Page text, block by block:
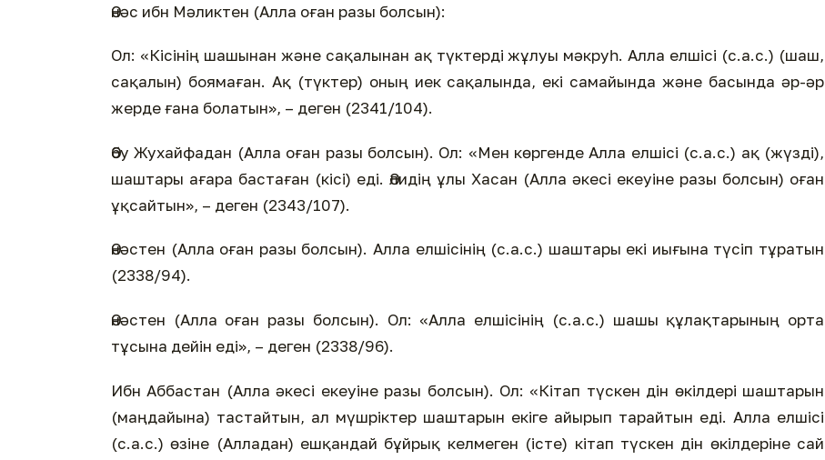
Әнәс ибн Мәликтен (Алла оған разы болсын):
Ол: «Кісінің шашынан және сақалынан ақ түктерді жұлуы мәкруһ. Алла елшісі (с.а.с.) (шаш,
сақалын) боямаған. Ақ (түктер) оның иек сақалында, екі самайында және басында әр-әр
жерде ғана болатын», – деген (2341/104).
Әбу Жухайфадан (Алла оған разы болсын). Ол: «Мен көргенде Алла елшісі (с.а.с.) ақ (жүзді),
шаштары ағара бастаған (кісі) еді. Әлидің ұлы Хасан (Алла әкесі екеуіне разы болсын) оған
ұқсайтын», – деген (2343/107).
Әнәстен (Алла оған разы болсын). Алла елшісінің (с.а.с.) шаштары екі иығына түсіп тұратын
(2338/94).
Әнәстен (Алла оған разы болсын). Ол: «Алла елшісінің (с.а.с.) шашы құлақтарының орта
тұсына дейін еді», – деген (2338/96).
Ибн Аббастан (Алла әкесі екеуіне разы болсын). Ол: «Кітап түскен дін өкілдері шаштарын
(маңдайына) тастайтын, ал мүшріктер шаштарын екіге айырып тарайтын еді. Алла елшісі
(с.а.с.) өзіне (Алладан) ешқандай бұйрық келмеген (істе) кітап түскен дін өкілдеріне сай